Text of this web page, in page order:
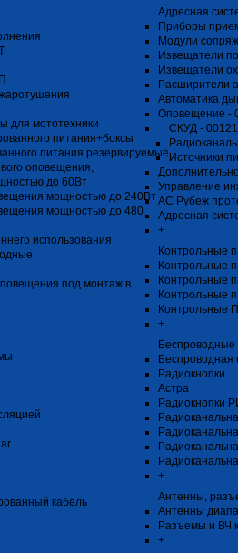
для мототехники
питания+боксы
питания резервируемые
оповещения,
до 60Вт
мощностью до 240Вт
мощностью до 480
использования
под монтаж в
кабель
Адресная
Приборы
Модули
Извещатели
Извещатели
Расширители
Автоматика
Оповещение -
СКУД -
Источники
Управление
АС Рубеж
Адресная
+
Контрольные
Контрольные
Контрольные
Контрольные
Контрольные
+
Беспроводная
Радиокнопки
Астра
Радиокнопки
+
Антенны,
Антенны
Разъемы и ВЧ
+